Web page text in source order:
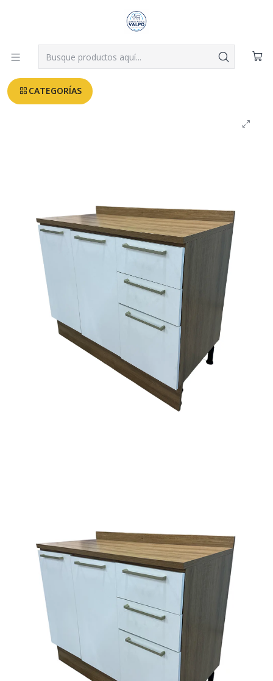
CATEGORÍAS
Despachos a todo Valparaíso, Viña, Quilpué y Villa Alemana desde
Leer más
Inicio MUEBLES COCINA
MUEBLE BASE CON CUBIERTA DUSCHY 1050X920X520 TRES